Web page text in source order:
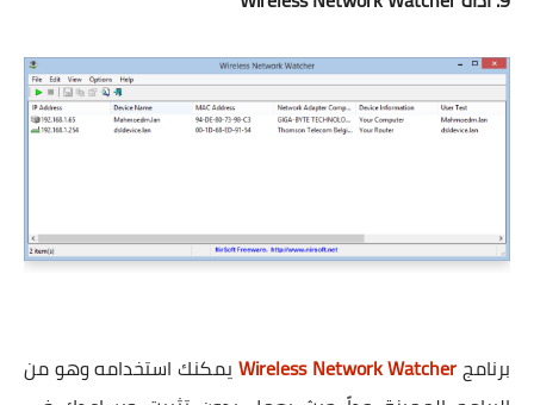
برنامجWireless Network Watcher يمكنك استخدامه وهو من